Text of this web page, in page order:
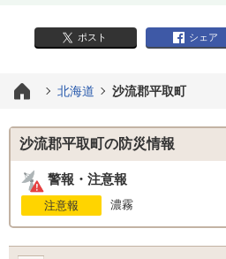
ポスト シェア
北海道 沙流郡平取町
沙流郡平取町の防災情報
警報・注意報
注意報
濃霧